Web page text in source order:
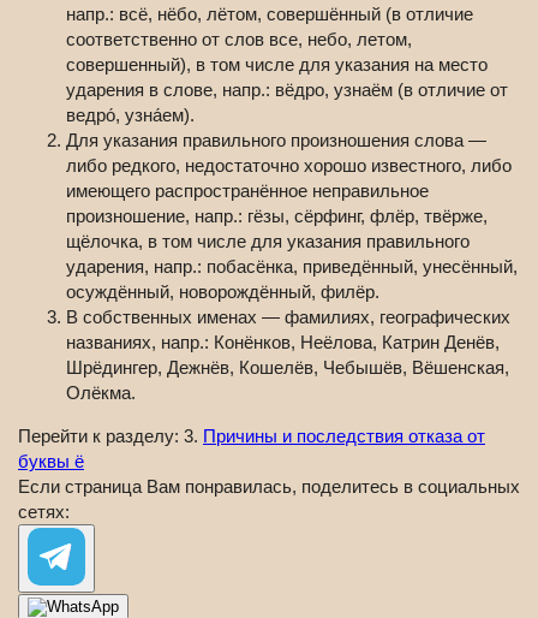
напр.: всё, нёбо, лётом, совершённый (в отличие
соответственно от слов все, небо, летом,
совершенный), в том числе для указания на место
ударения в слове, напр.: вёдро, узнаём (в отличие от
ведро́, узна́ем).
Для указания правильного произношения слова —
либо редкого, недостаточно хорошо известного, либо
имеющего распространённое неправильное
произношение, напр.: гёзы, сёрфинг, флёр, твёрже,
щёлочка, в том числе для указания правильного
ударения, напр.: побасёнка, приведённый, унесённый,
осуждённый, новорождённый, филёр.
В собственных именах — фамилиях, географических
названиях, напр.: Конёнков, Неёлова, Катрин Денёв,
Шрёдингер, Дежнёв, Кошелёв, Чебышёв, Вёшенская,
Олёкма.
Перейти к разделу: 3. Причины и последствия отказа от
буквы ё
Если страница Вам понравилась, поделитесь в социальных
сетях: